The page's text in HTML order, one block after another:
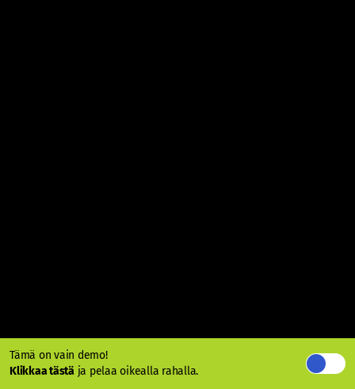
Tämä on vain demo!
Klikkaa tästäja pelaa oikealla rahalla.